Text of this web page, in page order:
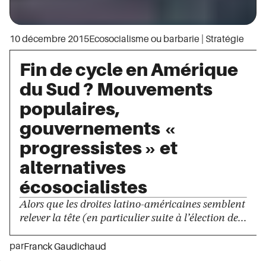
10 décembre 2015Ecosocialisme ou barbarie Stratégie
Fin de cycle en Amérique
du Sud ? Mouvements
populaires,
gouvernements «
progressistes » et
alternatives
écosocialistes
Alors que les droites latino-américaines semblent
relever la tête (en particulier suite à l’élection de...
parFranck Gaudichaud